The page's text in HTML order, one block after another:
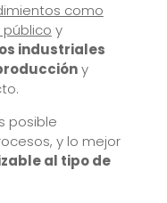
como
y
industriales
y
posible
y lo mejor
al tipo de